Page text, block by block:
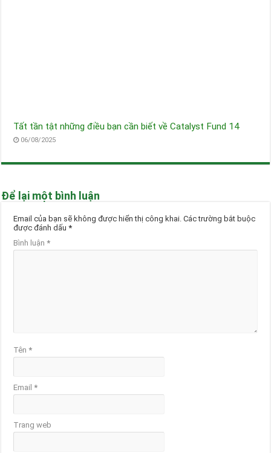
Tất tần tật những điều bạn cần biết về Catalyst Fund 14
06/08/2025
Để lại một bình luận
Email của bạn sẽ không được hiển thị công khai. Các trường bắt buộc
được đánh dấu*
Bình luận*
Tên*
Email*
Trang web